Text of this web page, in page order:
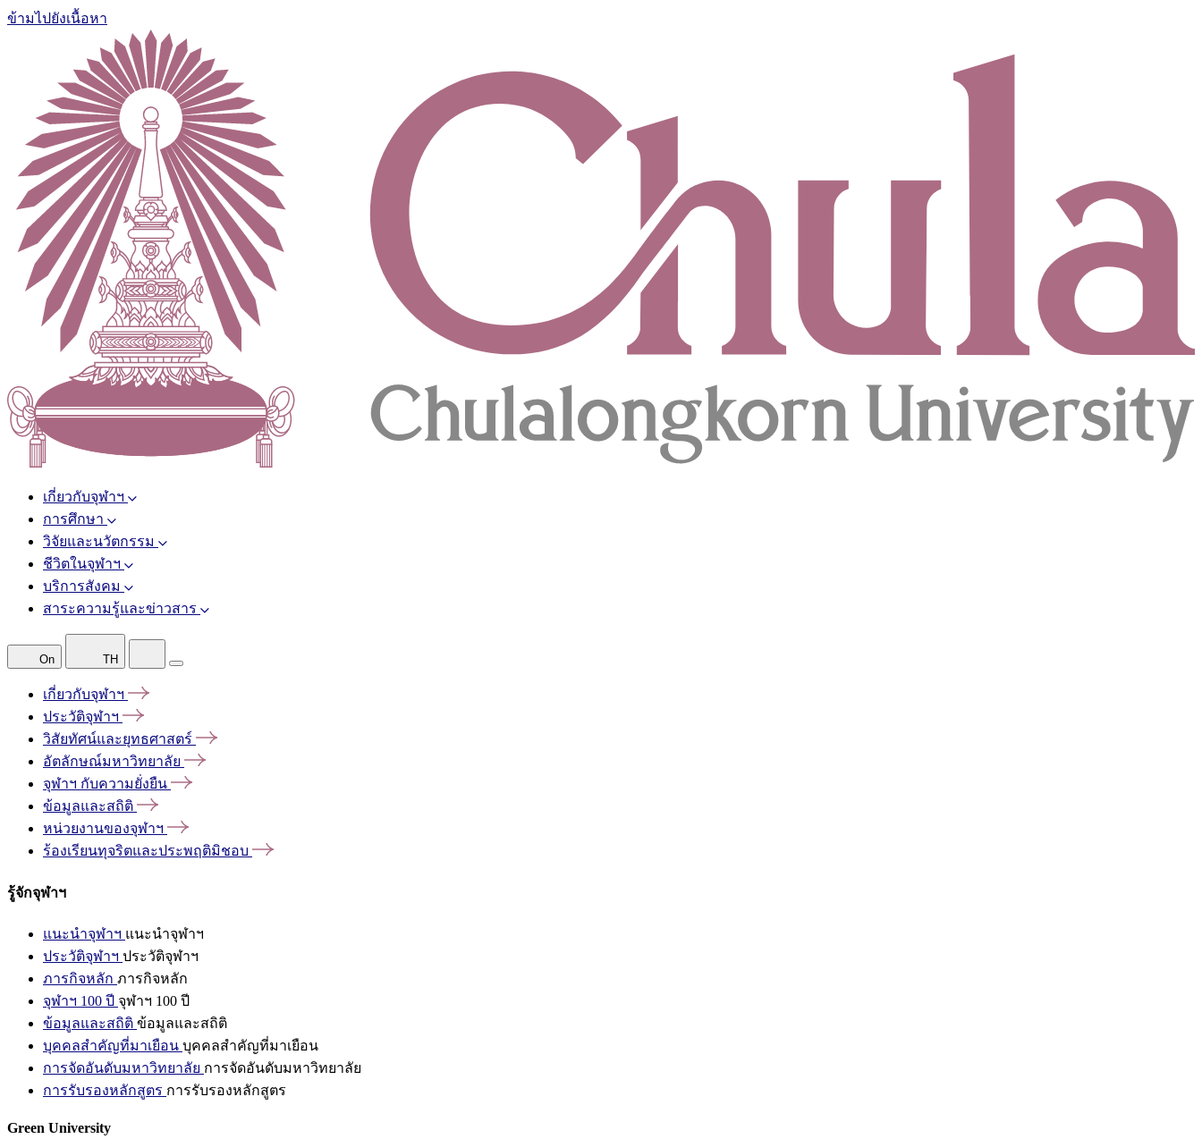
ข้ามไปยังเนื้อหา
เกี่ยวกับจุฬาฯ
การศึกษา
วิจัยและนวัตกรรม
ชีวิตในจุฬาฯ
บริการสังคม
สาระความรู้และข่าวสาร
On TH
เกี่ยวกับจุฬาฯ
ประวัติจุฬาฯ
วิสัยทัศน์และยุทธศาสตร์
อัตลักษณ์มหาวิทยาลัย
จุฬาฯ กับความยั่งยืน
ข้อมูลและสถิติ
หน่วยงานของจุฬาฯ
ร้องเรียนทุจริตและประพฤติมิชอบ
รู้จักจุฬาฯ
แนะนำจุฬาฯ แนะนำจุฬาฯ
ประวัติจุฬาฯ ประวัติจุฬาฯ
ภารกิจหลัก ภารกิจหลัก
จุฬาฯ 100 ปี จุฬาฯ 100 ปี
ข้อมูลและสถิติ ข้อมูลและสถิติ
บุคคลสำคัญที่มาเยือน บุคคลสำคัญที่มาเยือน
การจัดอันดับมหาวิทยาลัย การจัดอันดับมหาวิทยาลัย
การรับรองหลักสูตร การรับรองหลักสูตร
Green University